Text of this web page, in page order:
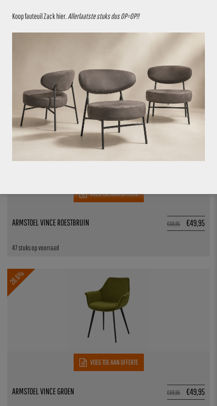
40 stuks op voorraad
28.6%
VOEG TOE AAN OFFERTE
€69,95 €49,95
47 stuks op voorraad
ARMSTOEL VINCE ROESTBRUIN
28.6%
VOEG TOE AAN OFFERTE
€69,95 €49,95
ARMSTOEL VINCE GROEN
Koop fauteuil Zackhier Allerlaatste stuks dus OP=OP!!